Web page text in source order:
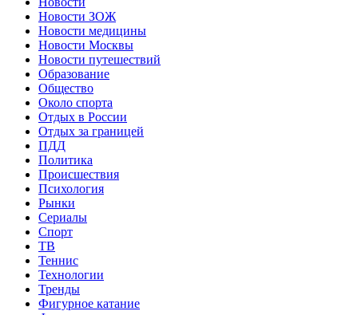
Новости ЗОЖ
Новости медицины
Новости Москвы
Новости путешествий
Образование
Общество
Около спорта
Отдых в России
Отдых за границей
ПДД
Политика
Происшествия
Психология
Рынки
Сериалы
Спорт
ТВ
Теннис
Технологии
Тренды
Фигурное катание